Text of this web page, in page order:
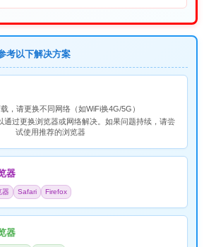
考以下解决方案
，请更换不同网络（如WiFi换4G/5G）
通过更换浏览器或网络解决。如果问题持续，请尝
试使用推荐的浏览器
器
器 Safari Firefox
器